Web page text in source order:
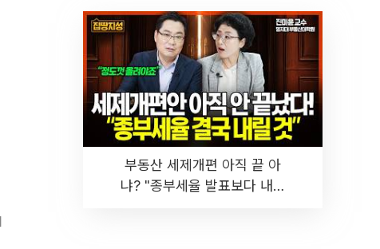
부동산 세제개편 아직 끝 아
냐? "종부세율 발표보다 내릴